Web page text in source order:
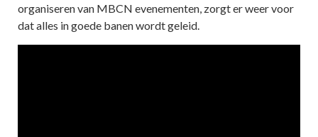
organiseren van MBCN evenementen, zorgt er weer voor
dat alles in goede banen wordt geleid.